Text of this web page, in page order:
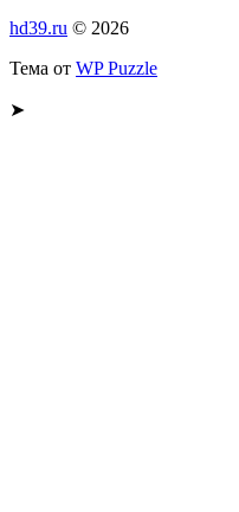
hd39.ru © 2026
Тема от WP Puzzle
➤